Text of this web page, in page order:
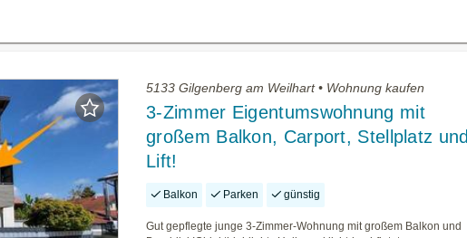
5133 Gilgenberg am Weilhart • Wohnung kaufen
3-Zimmer Eigentumswohnung mit
großem Balkon, Carport, Stellplatz und
Lift!
Balkon Parken günstig
Gut gepflegte junge 3-Zimmer-Wohnung mit großem Balkon und